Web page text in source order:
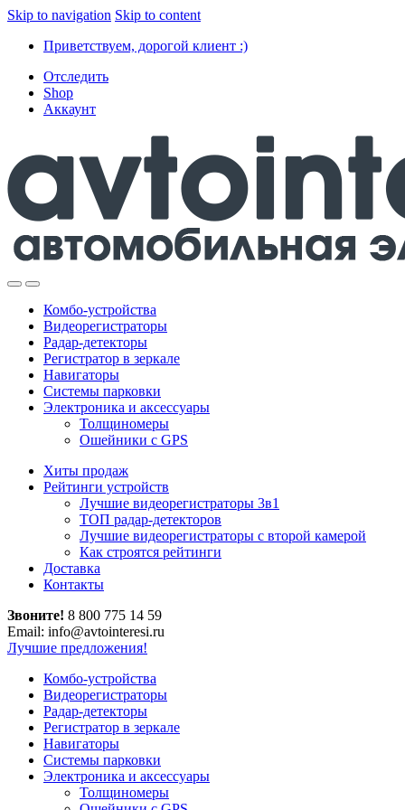
Skip to navigation Skip to content
Приветствуем, дорогой клиент :)
Отследить
Shop
Аккаунт
Комбо-устройства
Видеорегистраторы
Радар-детекторы
Регистратор в зеркале
Навигаторы
Системы парковки
Электроника и аксессуары
Толщиномеры
Ошейники с GPS
Хиты продаж
Рейтинги устройств
Лучшие видеорегистраторы 3в1
ТОП радар-детекторов
Лучшие видеорегистраторы с второй камерой
Как строятся рейтинги
Доставка
Контакты
Звоните! 8 800 775 14 59
Email: info@avtointeresi.ru
Лучшие предложения!
Комбо-устройства
Видеорегистраторы
Радар-детекторы
Регистратор в зеркале
Навигаторы
Системы парковки
Электроника и аксессуары
Толщиномеры